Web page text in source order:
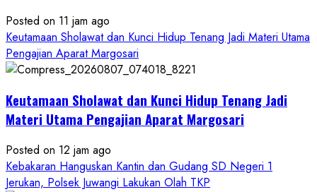
Posted on 11 jam ago
Keutamaan Sholawat dan Kunci Hidup Tenang Jadi Materi Utama
Pengajian Aparat Margosari
Keutamaan Sholawat dan Kunci Hidup Tenang Jadi
Materi Utama Pengajian Aparat Margosari
Posted on 12 jam ago
Kebakaran Hanguskan Kantin dan Gudang SD Negeri 1
Jerukan, Polsek Juwangi Lakukan Olah TKP